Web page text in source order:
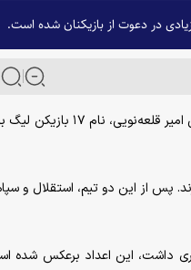
به گزارش خبرگزاری آنا، لیست ۲۶ نفره تیم ملی فوتبال توسط امیر قلعه‌نویی اعلام شد. در لیست
لیست تیم ملی دارند. پس از این دو تیم، استقلال و
۲۰۲۲ که تیم ملی ۱۶ لژیونر و تنها ۹ بازیکن لیگ برتری داشت، این اعداد